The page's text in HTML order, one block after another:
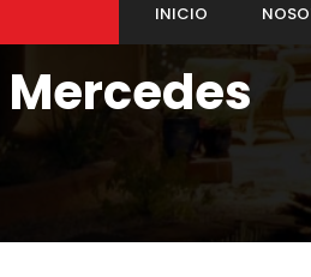
INICIO
Mercedes